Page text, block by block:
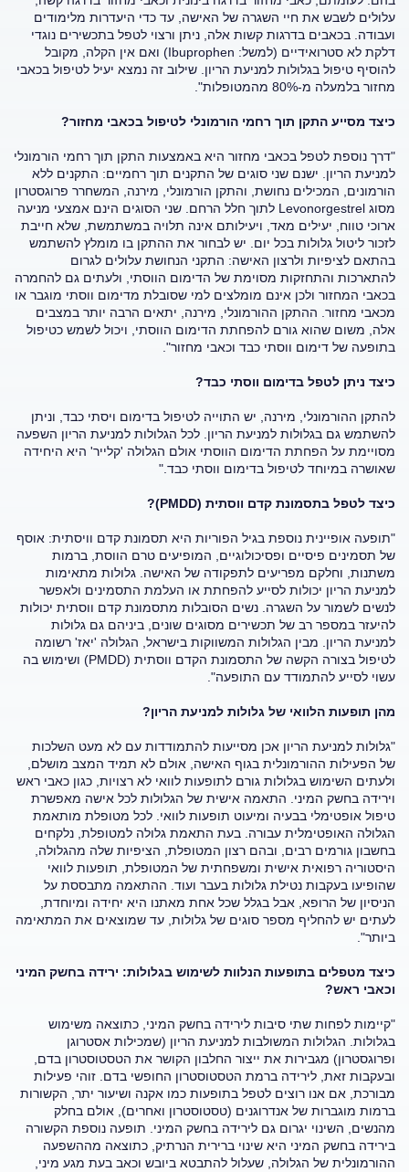
עלולים לשבש את חיי השגרה של האישה, עד כדי היעדרות מלימודים
ועבודה. בכאבים בדרגות קשות אלה, ניתן ורצוי לטפל בתכשירים נוגדי
דלקת לא סטרואידיים (למשל: Ibuprophen) ואם אין הקלה, מקובל
להוסיף טיפול בגלולות למניעת הריון. שילוב זה נמצא יעיל לטיפול בכאבי
מחזור בלמעלה מ-80% מהמטופלות".
כיצד מסייע התקן תוך רחמי הורמונלי לטיפול בכאבי מחזור?
"דרך נוספת לטפל בכאבי מחזור היא באמצעות התקן תוך רחמי הורמונלי
למניעת הריון. ישנם שני סוגים של התקנים תוך רחמיים: התקנים ללא
הורמונים, המכילים נחושת, והתקן הורמונלי, מירנה, המשחרר פרוגסטרון
מסוג Levonorgestrel לתוך חלל הרחם. שני הסוגים הינם אמצעי מניעה
ארוכי טווח, יעילים מאד, ויעילותם אינה תלויה במשתמשת, שלא חייבת
לזכור ליטול גלולות בכל יום. יש לבחור את ההתקן בו מומלץ להשתמש
בהתאם לציפיות ולרצון האישה: התקני הנחושת עלולים לגרום
להתארכות והתחזקות מסוימת של הדימום הווסתי, ולעתים גם להחמרה
בכאבי המחזור ולכן אינם מומלצים למי שסובלת מדימום ווסתי מוגבר או
מכאבי מחזור. ההתקן ההורמונלי, מירנה, יתאים הרבה יותר במצבים
אלה, משום שהוא גורם להפחתת הדימום הווסתי, ויכול לשמש כטיפול
בתופעה של דימום ווסתי כבד וכאבי מחזור".
כיצד ניתן לטפל בדימום ווסתי כבד?
להתקן ההורמונלי, מירנה, יש התוייה לטיפול בדימום ויסתי כבד, וניתן
להשתמש גם בגלולות למניעת הריון. לכל הגלולות למניעת הריון השפעה
מסויימת על הפחתת הדימום הווסתי אולם הגלולה 'קלייר' היא היחידה
שאושרה במיוחד לטיפול בדימום ווסתי כבד."
כיצד לטפל בתסמונת קדם ווסתית (PMDD)?
"תופעה אופיינית נוספת בגיל הפוריות היא תסמונת קדם וויסתית: אוסף
של תסמינים פיסיים ופסיכולוגיים, המופיעים טרם הווסת, ברמות
משתנות, וחלקם מפריעים לתפקודה של האישה. גלולות מתאימות
למניעת הריון יכולות לסייע להפחתת או העלמת התסמינים ולאפשר
לנשים לשמור על השגרה. נשים הסובלות מתסמונת קדם ווסתית יכולות
להיעזר במספר רב של תכשירים מסוגים שונים, ביניהם גם גלולות
למניעת הריון. מבין הגלולות המשווקות בישראל, הגלולה 'יאז' רשומה
לטיפול בצורה הקשה של התסמונת הקדם ווסתית (PMDD) ושימוש בה
עשוי לסייע להתמודד עם התופעה".
מהן תופעות הלוואי של גלולות למניעת הריון?
"גלולות למניעת הריון אכן מסייעות להתמודדות עם לא מעט השלכות
של הפעילות ההורמונלית בגוף האישה, אולם לא תמיד המצב מושלם,
ולעתים השימוש בגלולות גורם לתופעות לוואי לא רצויות, כגון כאבי ראש
וירידה בחשק המיני. התאמה אישית של הגלולות לכל אישה מאפשרת
טיפול אופטימלי בבעיה ומיעוט תופעות לוואי. לכל מטופלת מותאמת
הגלולה האופטימלית עבורה. בעת התאמת גלולה למטופלת, נלקחים
בחשבון גורמים רבים, ובהם רצון המטופלת, הציפיות שלה מהגלולה,
היסטוריה רפואית אישית ומשפחתית של המטופלת, תופעות לוואי
שהופיעו בעקבות נטילת גלולות בעבר ועוד. ההתאמה מתבססת על
הניסיון של הרופא, אבל בגלל שכל אחת מאתנו היא יחידה ומיוחדת,
לעתים יש להחליף מספר סוגים של גלולות, עד שמוצאים את המתאימה
ביותר".
כיצד מטפלים בתופעות הנלוות לשימוש בגלולות: ירידה בחשק המיני
וכאבי ראש?
"קיימות לפחות שתי סיבות לירידה בחשק המיני, כתוצאה משימוש
בגלולות. הגלולות המשולבות למניעת הריון (שמכילות אסטרוגן
ופרוגסטרון) מגבירות את ייצור החלבון הקושר את הטסטוסטרון בדם,
ובעקבות זאת, לירידה ברמת הטסטוסטרון החופשי בדם. זוהי פעילות
מבורכת, אם אנו רוצים לטפל בתופעות כמו אקנה ושיעור יתר, הקשורות
ברמות מוגברות של אנדרוגנים (טסטוסטרון ואחרים), אולם בחלק
מהנשים, השינוי יגרום גם לירידה בחשק המיני. תופעה נוספת הקשורה
בירידה בחשק המיני היא שינוי ברירית הנרתיק, כתוצאה מההשפעה
ההורמונלית של הגלולה, שעלול להתבטא ביובש וכאב בעת מגע מיני,